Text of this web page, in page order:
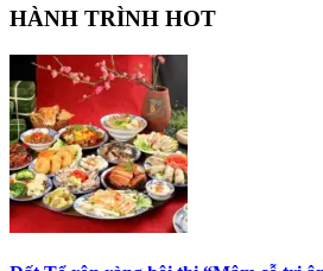
HÀNH TRÌNH HOT